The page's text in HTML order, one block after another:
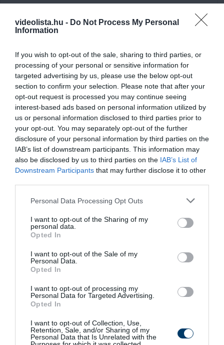
videolista.hu - Do Not Process My Personal
Information
If you wish to opt-out of the sale, sharing to third parties, or
processing of your personal or sensitive information for
targeted advertising by us, please use the below opt-out
section to confirm your selection. Please note that after your
opt-out request is processed you may continue seeing
interest-based ads based on personal information utilized by
us or personal information disclosed to third parties prior to
your opt-out. You may separately opt-out of the further
disclosure of your personal information by third parties on the
IAB’s list of downstream participants. This information may
also be disclosed by us to third parties on the IAB’s List of
Downstream Participants that may further disclose it to other
Please note that this website/app uses one or more Google
not limited to your visit or usage behaviour. You may click to
grant or deny consent to Google and its third-party tags to
use your data for below specified purposes in below Google
consent section.
Personal Data Processing Opt Outs
I want to opt-out of the Sharing of my
personal data.
Opted In
I want to opt-out of the Sale of my
Personal Data.
Opted In
I want to opt-out of processing my
Personal Data for Targeted Advertising.
Opted In
I want to opt-out of Collection, Use,
Retention, Sale, and/or Sharing of my
Personal Data that Is Unrelated with the
A tulajdonosok a kutyát az útra dobták
és elmentek. De hihetetlen dolog
történt!
A történet egy kis faluban játszódik. A helyi lakosok hónapok óta
egyetlen látványt figyeltek meg: egy kutyát, aki az út szélén ül. A
rekreációs központba vezető út mellett ült. A tulajdonosok
egyszerűen itt hagyták szegényt és elmentek. Valószínűleg
ezek az gazemberek nem tudták, hogy az állat nem fogja
megérteni, hogy elárulták. A hozzájuk hasonló emberek nem
nincsenek ilyen tulajdonságai.
Megnézem a videót
A kutya Bobby az elhunyt gazdája
sírját őrizte, és amikor az emberek a